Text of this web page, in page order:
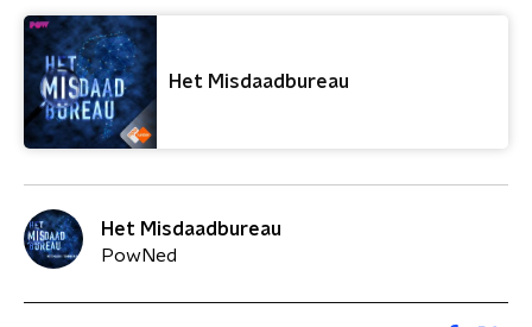
Het Misdaadbureau
Het Misdaadbureau
PowNed